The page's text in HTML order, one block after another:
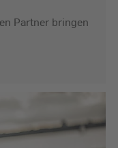
Partner bringen